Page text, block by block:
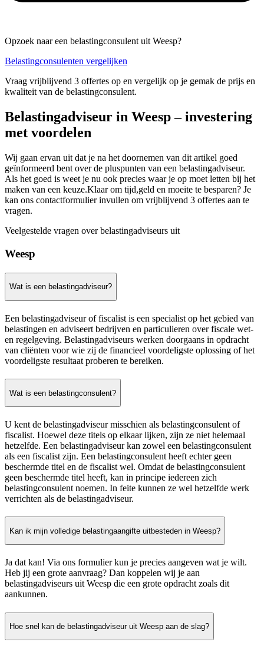
Opzoek naar een belastingconsulent uit Weesp?
Belastingconsulenten vergelijken
Vraag vrijblijvend 3 offertes op en vergelijk op je gemak de prijs en
kwaliteit van de belastingconsulent.
Belastingadviseur in Weesp – investering
met voordelen
Wij gaan ervan uit dat je na het doornemen van dit artikel goed
geïnformeerd bent over de pluspunten van een belastingadviseur.
Als het goed is weet je nu ook precies waar je op moet letten bij het
maken van een keuze.Klaar om tijd,geld en moeite te besparen? Je
kan ons contactformulier invullen om vrijblijvend 3 offertes aan te
vragen.
Veelgestelde vragen over belastingadviseurs uit
Weesp
Wat is een belastingadviseur?
Een belastingadviseur of fiscalist is een specialist op het gebied van
belastingen en adviseert bedrijven en particulieren over fiscale wet-
en regelgeving. Belastingadviseurs werken doorgaans in opdracht
van cliënten voor wie zij de financieel voordeligste oplossing of het
voordeligste resultaat proberen te bereiken.
Wat is een belastingconsulent?
U kent de belastingadviseur misschien als belastingconsulent of
fiscalist. Hoewel deze titels op elkaar lijken, zijn ze niet helemaal
hetzelfde. Een belastingadviseur kan zowel een belastingconsulent
als een fiscalist zijn. Een belastingconsulent heeft echter geen
beschermde titel en de fiscalist wel. Omdat de belastingconsulent
geen beschermde titel heeft, kan in principe iedereen zich
belastingconsulent noemen. In feite kunnen ze wel hetzelfde werk
verrichten als de belastingadviseur.
Kan ik mijn volledige belastingaangifte uitbesteden in Weesp?
Ja dat kan! Via ons formulier kun je precies aangeven wat je wilt.
Heb jij een grote aanvraag? Dan koppelen wij je aan
belastingadviseurs uit Weesp die een grote opdracht zoals dit
aankunnen.
Hoe snel kan de belastingadviseur uit Weesp aan de slag?